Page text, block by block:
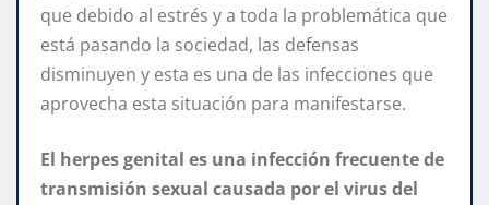
que debido al estrés y a toda la problemática que
está pasando la sociedad, las defensas
disminuyen y esta es una de las infecciones que
aprovecha esta situación para manifestarse.
El herpes genital es una infección frecuente de
transmisión sexual causada por el virus del